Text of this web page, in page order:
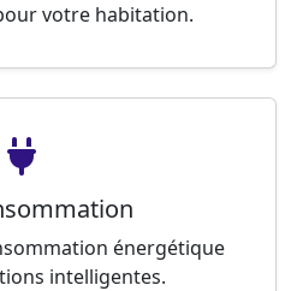
votre habitation.
énergétique
intelligentes.